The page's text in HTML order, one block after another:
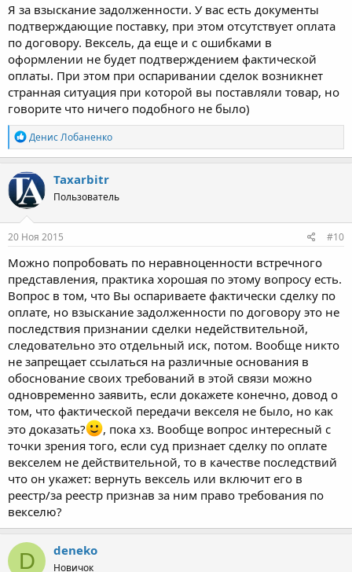
Я за взыскание задолженности. У вас есть документы
подтверждающие поставку, при этом отсутствует оплата
по договору. Вексель, да еще и с ошибками в
оформлении не будет подтверждением фактической
оплаты. При этом при оспаривании сделок возникнет
странная ситуация при которой вы поставляли товар, но
говорите что ничего подобного не было)
Р
е
а
к
ц
и
и
:
Денис Лобаненко
Taxarbitr
Пользователь
20 Ноя 2015 #10
Можно попробовать по неравноценности встречного
представления, практика хорошая по этому вопросу есть.
Вопрос в том, что Вы оспариваете фактически сделку по
оплате, но взыскание задолженности по договору это не
последствия признании сделки недействительной,
следовательно это отдельный иск, потом. Вообще никто
не запрещает ссылаться на различные основания в
обоснование своих требований в этой связи можно
одновременно заявить, если докажете конечно, довод о
том, что фактической передачи векселя не было, но как
это доказать?
, пока хз. Вообще вопрос интересный с
точки зрения того, если суд признает сделку по оплате
векселем не действительной, то в качестве последствий
что он укажет: вернуть вексель или включит его в
реестр/за реестр признав за ним право требования по
векселю?
D deneko
Новичок